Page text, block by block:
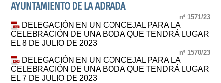
AYUNTAMIENTO DE LA ADRADA
nº 1571/23
DELEGACIÓN EN UN CONCEJAL PARA LA
CELEBRACIÓN DE UNA BODA QUE TENDRÁ LUGAR
EL 8 DE JULIO DE 2023
nº 1570/23
DELEGACIÓN EN UN CONCEJAL PARA LA
CELEBRACIÓN DE UNA BODA QUE TENDRÁ LUGAR
EL 7 DE JULIO DE 2023